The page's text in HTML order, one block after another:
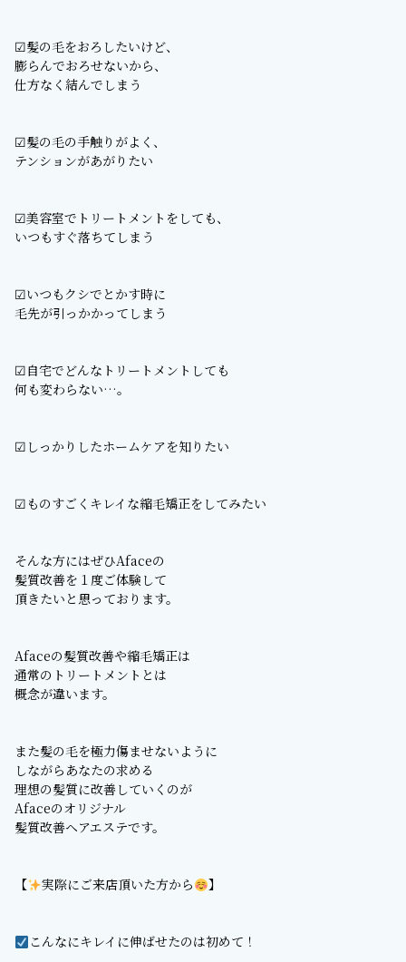
︎︎︎︎☑︎髪の毛をおろしたいけど、
膨らんでおろせないから、
仕方なく結んでしまう
☑︎髪の毛の手触りがよく、
テンションがあがりたい
☑︎美容室でトリートメントをしても、
いつもすぐ落ちてしまう
☑︎いつもクシでとかす時に
毛先が引っかかってしまう
☑︎自宅でどんなトリートメントしても
何も変わらない…。
☑︎しっかりしたホームケアを知りたい
☑︎ものすごくキレイな縮毛矯正をしてみたい
そんな方にはぜひAfaceの
髪質改善を１度ご体験して
頂きたいと思っております。
Afaceの髪質改善や縮毛矯正は
通常のトリートメントとは
概念が違います。
また髪の毛を極力傷ませないように
しながらあなたの求める
理想の髪質に改善していくのが
Afaceのオリジナル
髪質改善ヘアエステです。
【 実際にご来店頂いた方から 】
こんなにキレイに伸ばせたのは初めて！